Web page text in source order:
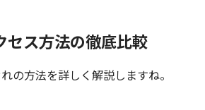
セス方法の徹底比較
の方法を詳しく解説しますね。